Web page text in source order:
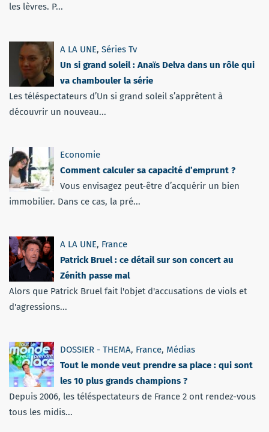
les lèvres. P...
A LA UNE, Séries Tv
Un si grand soleil : Anaïs Delva dans un rôle qui
va chambouler la série
Les téléspectateurs d’Un si grand soleil s’apprêtent à
découvrir un nouveau...
Economie
Comment calculer sa capacité d’emprunt ?
Vous envisagez peut-être d’acquérir un bien
immobilier. Dans ce cas, la pré...
A LA UNE, France
Patrick Bruel : ce détail sur son concert au
Zénith passe mal
Alors que Patrick Bruel fait l'objet d'accusations de viols et
d'agressions...
DOSSIER - THEMA, France, Médias
Tout le monde veut prendre sa place : qui sont
les 10 plus grands champions ?
Depuis 2006, les téléspectateurs de France 2 ont rendez-vous
tous les midis...